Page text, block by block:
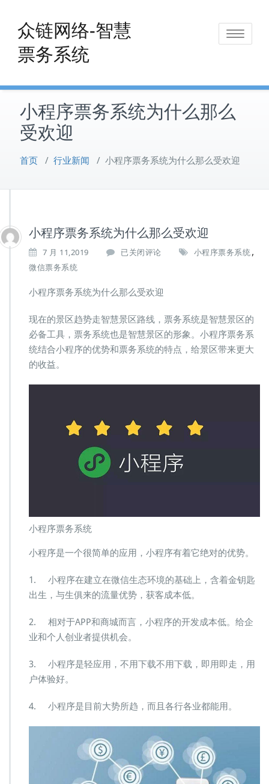
content
众链网络-智慧
票务系统
Toggle
小程序票务系统为什么那么
受欢迎
首页 / 行业新闻 / 小程序票务系统为什么那么受欢迎
小程序票务系统为什么那么受欢迎
7 月 11,2019
小
票
务
统
为
什
么
迎
已关闭评论 小程序票务系统,
微信票务系统
小程序票务系统为什么那么受欢迎
现在的景区趋势走智慧景区路线，票务系统是智慧景区的
必备工具，票务系统也是智慧景区的形象。小程序票务系
统结合小程序的优势和票务系统的特点，给景区带来更大
的收益。
小程序票务系统
小程序是一个很简单的应用，小程序有着它绝对的优势。
1. 小程序在建立在微信生态环境的基础上，含着金钥匙
出生，与生俱来的流量优势，获客成本低。
2. 相对于APP和商城而言，小程序的开发成本低。给企
业和个人创业者提供机会。
3. 小程序是轻应用，不用下载不用下载，即用即走，用
户体验好。
4. 小程序是目前大势所趋，而且各行各业都能用。